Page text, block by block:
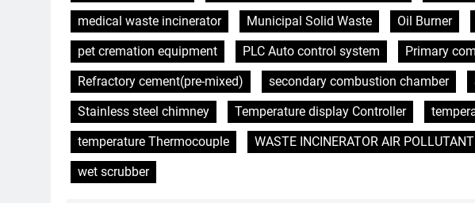
medical waste incinerator
Municipal Solid Waste Oil Burner
pet cremation equipment
PLC Auto control system
Primary
Refractory cement(pre-mixed)
secondary combustion chamber
Stainless steel chimney
Temperature display Controller
temperature Thermocouple
WASTE INCINERATOR AIR
wet scrubber